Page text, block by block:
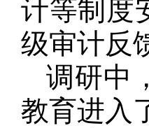
计等制度
级审计反
调研中
教育进入